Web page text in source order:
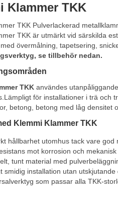
Klammer TKK
TKK Pulverlackerad
TKK är utmärkt vid särskilda
övermålning, tapetsering,
se tillbehör nedan.
TKK användes
för installationer i trä och
betong, betong med låg densitet
Klemmi Klammer TKK
hållbarhet utomhus tack vare god
mot korrosion och mekanisk
tunt material med
smidig installation utan utskjutande
som passar alla TKK-